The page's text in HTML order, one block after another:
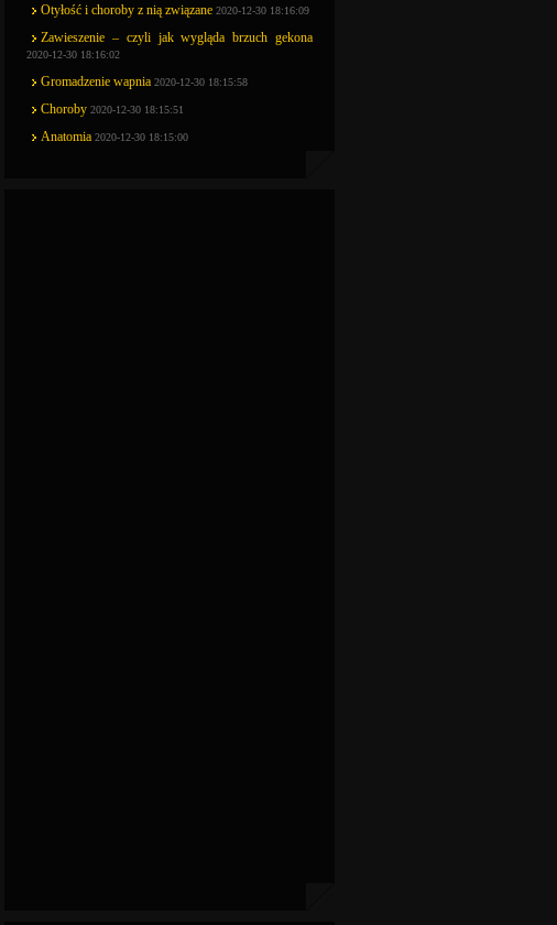
Otyłość i choroby z nią związane 2020-12-30 18:16:09
Zawieszenie – czyli jak wygląda brzuch gekona
2020-12-30 18:16:02
Gromadzenie wapnia 2020-12-30 18:15:58
Choroby 2020-12-30 18:15:51
Anatomia 2020-12-30 18:15:00